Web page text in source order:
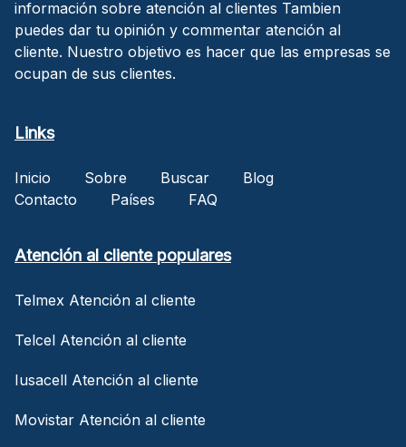
información sobre atención al clientes Tambien
puedes dar tu opinión y commentar atención al
cliente. Nuestro objetivo es hacer que las empresas se
ocupan de sus clientes.
Links
Inicio Sobre Buscar
Blog
Contacto
Países FAQ
Atención al cliente populares
Telmex Atención al cliente
Telcel Atención al cliente
Iusacell Atención al cliente
Movistar Atención al cliente